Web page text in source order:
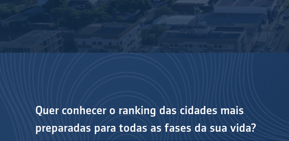
Quer conhecer o ranking das cidades mais
preparadas para todas as fases da sua vida?